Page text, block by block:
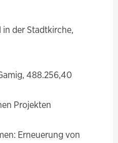
der Stadtkirche,
488.256,40
Projekten
Erneuerung von